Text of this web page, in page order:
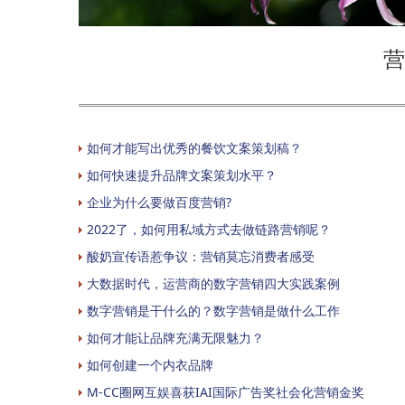
如何才能写出优秀的餐饮文案策划稿？
如何快速提升品牌文案策划水平？
企业为什么要做百度营销?
2022了，如何用私域方式去做链路营销呢？
酸奶宣传语惹争议：营销莫忘消费者感受
大数据时代，运营商的数字营销四大实践案例
数字营销是干什么的？数字营销是做什么工作
如何才能让品牌充满无限魅力？
如何创建一个内衣品牌
M-CC圈网互娱喜获IAI国际广告奖社会化营销金奖